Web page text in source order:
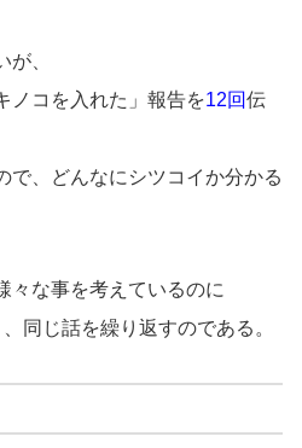
、
ノコを入れた」報告を12回伝
で、どんなにシツコイか分かる
々な事を考えているのに
同じ話を繰り返すのである。